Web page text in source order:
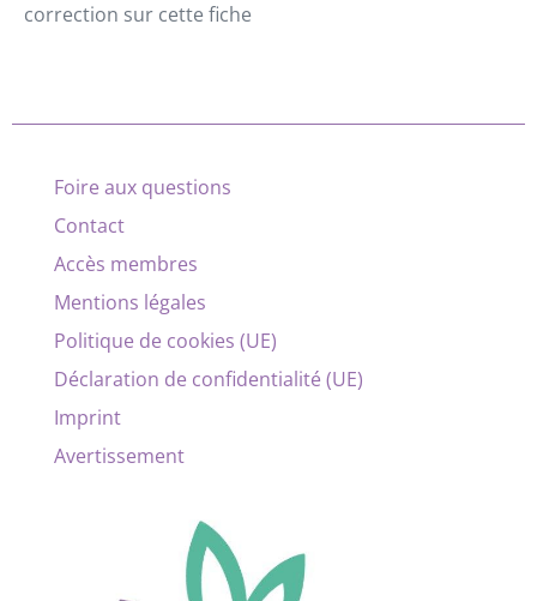
correction sur cette fiche
Foire aux questions
Contact
Accès membres
Mentions légales
Politique de cookies (UE)
Déclaration de confidentialité (UE)
Imprint
Avertissement